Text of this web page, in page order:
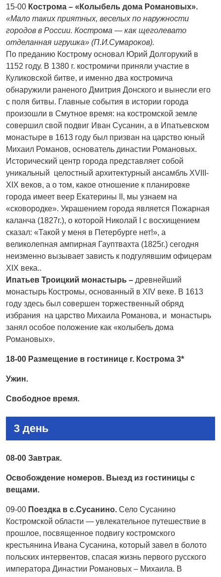
15-00 Кострома – «Колыбель дома Романовых».
«Мало таких приятных, веселых по наружности
городов в России. Кострома — как щеголевато
отделанная игрушка» (П.И.Сумароков).
По преданию Кострому основал Юрий Долгорукий в
1152 году. В 1380 г. костромичи приняли участие в
Куликовской битве, и именно два костромича
обнаружили раненого Дмитрия Донского и вынесли его
с поля битвы. Главные события в истории города
произошли в Смутное время: на костромской земле
совершил свой подвиг Иван Сусанин, а в Ипатьевском
монастыре в 1613 году был призван на царство юный
Михаил Романов, основатель династии Романовых.
Исторический центр города представляет собой
уникальный целостный архитектурный ансамбль XVIII-
XIX веков, а о том, какое отношение к планировке
города имеет веер Екатерины II, мы узнаем на
«сковородке». Украшением города является Пожарная
каланча (1827г.), о которой Николай I с восхищением
сказал: «Такой у меня в Петербурге нет!», а
великолепная ампирная Гауптвахта (1825г.) сегодня
неизменно вызывает зависть к подгулявшим офицерам
XIX века..
Ипатьев Троицкий монастырь – древнейший
монастырь Костромы, основанный в XIV веке. В 1613
году здесь был совершен торжественный обряд
избрания на царство Михаила Романова, и монастырь
занял особое положение как «колыбель дома
Романовых».
18-00 Размещение в гостинице г. Кострома 3*
Ужин.
Свободное время.
3 день
08-00 Завтрак.
Освобождение номеров. Выезд из гостиницы с
вещами.
09-00 Поездка в с.Сусанино. Село Сусанино
Костромской области — увлекательное путешествие в
прошлое, посвященное подвигу костромского
крестьянина Ивана Сусанина, который завел в болото
польских интервентов, спасая жизнь первого русского
императора Династии Романовых – Михаила. В